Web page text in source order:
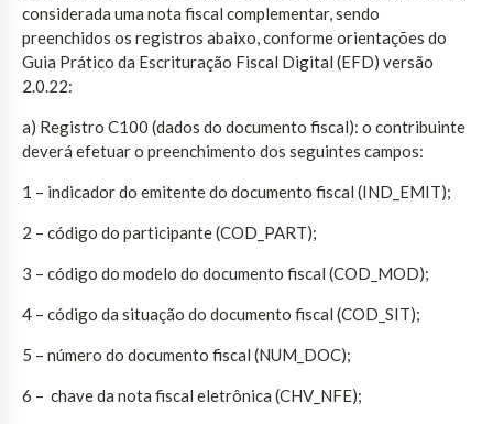
considerada uma nota fiscal complementar, sendo
preenchidos os registros abaixo, conforme orientações do
Guia Prático da Escrituração Fiscal Digital (EFD) versão
2.0.22:
a) Registro C100 (dados do documento fiscal): o contribuinte
deverá efetuar o preenchimento dos seguintes campos:
1 – indicador do emitente do documento fiscal (IND_EMIT);
2 – código do participante (COD_PART);
3 – código do modelo do documento fiscal (COD_MOD);
4 – código da situação do documento fiscal (COD_SIT);
5 – número do documento fiscal (NUM_DOC);
6 – chave da nota fiscal eletrônica (CHV_NFE);